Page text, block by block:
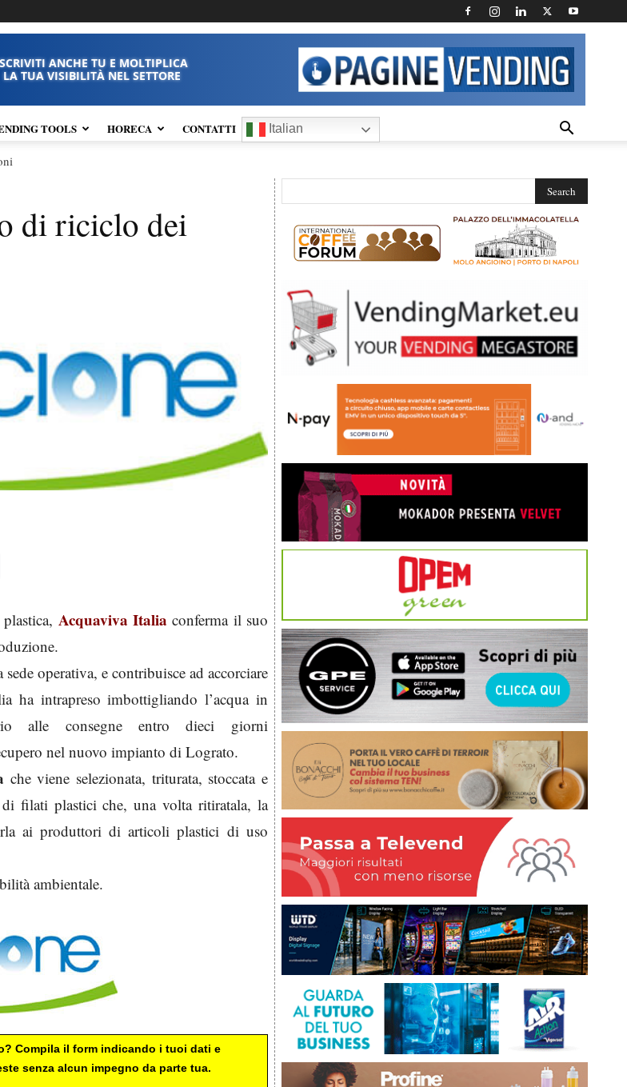
ANCHE TU E MOLTIPLICA
LA TUA VISIBILITÀ NEL SETTORE
TOOLS HORECA CONTATTI Italian
di riciclo dei
Acquaviva Italia conferma il suo
operativa, e contribuisce ad accorciare
ha intrapreso imbottigliando l’acqua in
alle consegne entro dieci giorni
nel nuovo impianto di Lograto.
che viene selezionata, triturata, stoccata e
filati plastici che, una volta ritiratala, la
ai produttori di articoli plastici di uso
ambientale.
Compila il form indicando i tuoi dati e
senza alcun impegno da parte tua.